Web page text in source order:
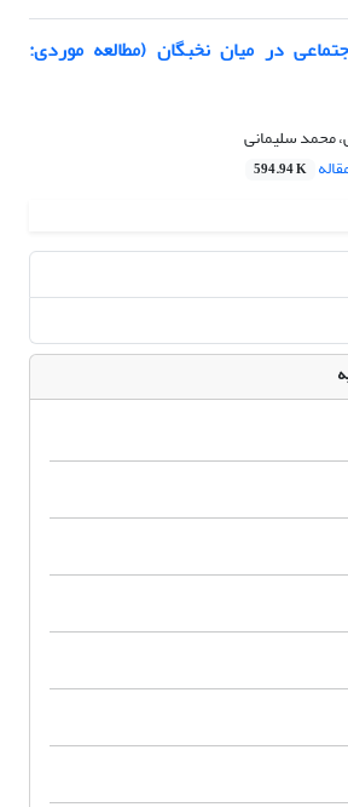
در میان نخبگان (مطالعه موردی:
محمد سلیمانی
594.94 K